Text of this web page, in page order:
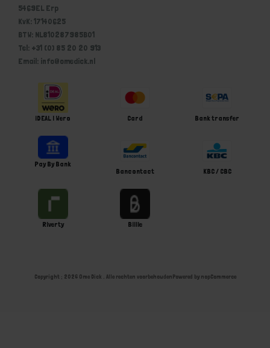
5469EL Erp
KvK: 17140625
BTW: NL810287985B01
Tel: +31 (0) 85 20 20 913
Email: info@omedick.nl
iDEAL | Wero Card Bank transfer
Pay By Bank
Bancontact
KBC / CBC
Riverty Billie
Copyright ; 2026 Ome Dick . Alle rechten voorbehoudenPowered by nopCommerce